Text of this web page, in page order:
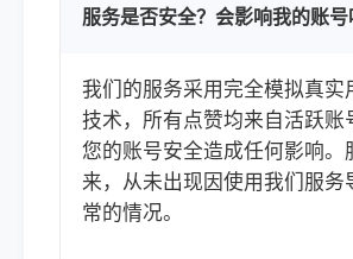
服务是否安全？会影响我的账号
我们的服务采用完全模拟真实
技术，所有点赞均来自活跃账
您的账号安全造成任何影响。
来，从未出现因使用我们服务
常的情况。